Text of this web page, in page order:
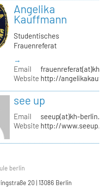
Angelika
Kauffmann
Studentisches
Frauenreferat
→
Email
Website http://
see up
Email
seeup(at)kh-
Website http://
berlin
20 | 13086 Berlin